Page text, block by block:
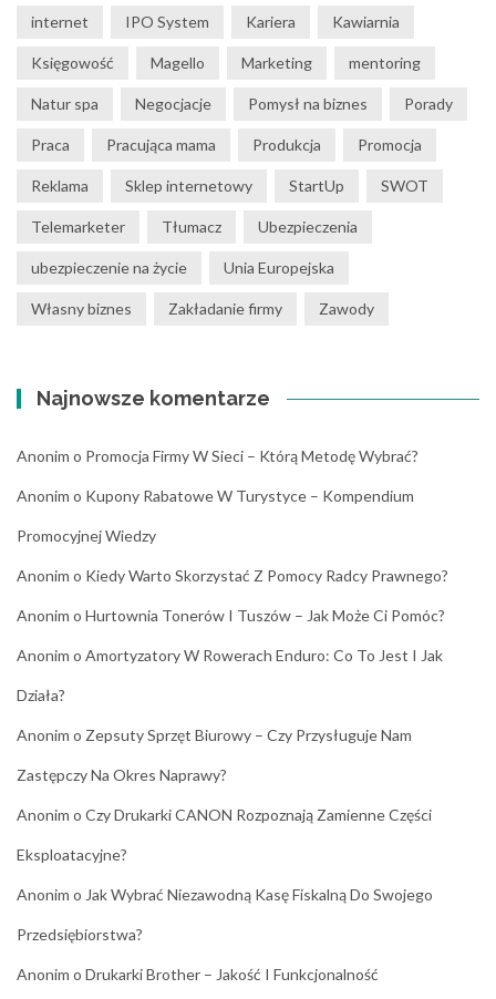
internet IPO System Kariera Kawiarnia
Księgowość Magello Marketing mentoring
Natur spa Negocjacje Pomysł na biznes Porady
Praca Pracująca mama Produkcja Promocja
Reklama Sklep internetowy StartUp SWOT
Telemarketer Tłumacz Ubezpieczenia
ubezpieczenie na życie Unia Europejska
Własny biznes Zakładanie firmy Zawody
Najnowsze komentarze
Anonim o Promocja Firmy W Sieci – Którą Metodę Wybrać?
Anonim o Kupony Rabatowe W Turystyce – Kompendium
Promocyjnej Wiedzy
Anonim o Kiedy Warto Skorzystać Z Pomocy Radcy Prawnego?
Anonim o Hurtownia Tonerów I Tuszów – Jak Może Ci Pomóc?
Anonim o Amortyzatory W Rowerach Enduro: Co To Jest I Jak
Działa?
Anonim o Zepsuty Sprzęt Biurowy – Czy Przysługuje Nam
Zastępczy Na Okres Naprawy?
Anonim o Czy Drukarki CANON Rozpoznają Zamienne Części
Eksploatacyjne?
Anonim o Jak Wybrać Niezawodną Kasę Fiskalną Do Swojego
Przedsiębiorstwa?
Anonim o Drukarki Brother – Jakość I Funkcjonalność